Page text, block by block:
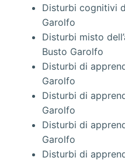
Disturbi cognitivi
Garolfo
Disturbi misto
Busto Garolfo
Disturbi di
Garolfo
Disturbi di
Garolfo
Disturbi di
Garolfo
Disturbi di